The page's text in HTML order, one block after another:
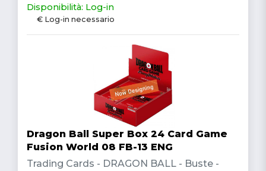
Disponibilità: Log-in
€ Log-in necessario
Dragon Ball Super Box 24 Card Game
Fusion World 08 FB-13 ENG
Trading Cards - DRAGON BALL - Buste -